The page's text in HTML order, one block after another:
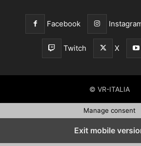
Facebook
Twitch X
© VR-ITALIA
Manage consent
Exit mobile